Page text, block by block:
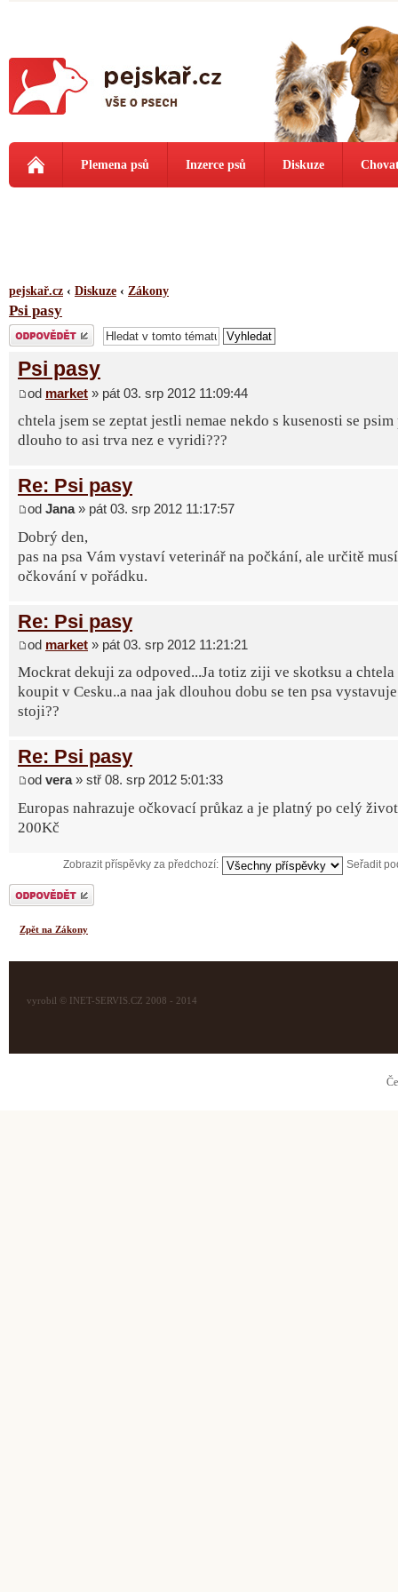
Plemena psů Inzerce psů Diskuze
pejskař.cz ‹ Diskuze ‹ Zákony
Psi pasy
Odeslat odpověď
Psi pasy
od market » pát 03. srp 2012 11:09:44
chtela jsem se zeptat jestli nemae nekdo s kusenosti se psim
dlouho to asi trva nez e vyridi???
Re: Psi pasy
od Jana» pát 03. srp 2012 11:17:57
Dobrý den,
pas na psa Vám vystaví veterinář na počkání, ale určitě
očkování v pořádku.
Re: Psi pasy
od market » pát 03. srp 2012 11:21:21
Mockrat dekuji za odpoved...Ja totiz ziji ve skotksu a
koupit v Cesku..a naa jak dlouhou dobu se ten psa
stoji??
Re: Psi pasy
od vera» stř 08. srp 2012 5:01:33
Europas nahrazuje očkovací průkaz a je platný po celý
200Kč
Zobrazit příspěvky za předchozí: Seřadit
Odeslat odpověď
Zpět na Zákony
vyrobil © INET-SERVIS.CZ 2008 - 2014